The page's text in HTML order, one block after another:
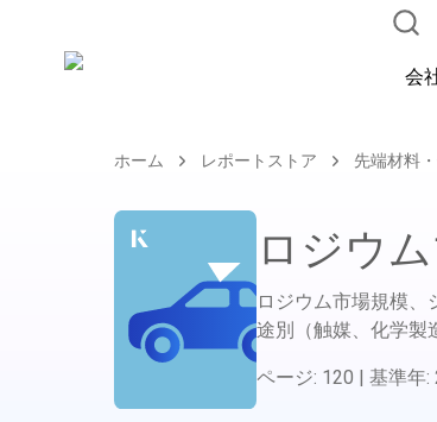
会
ホーム レポートストア 先端材料
ロジウ
ロジウム市場規模
途別（触媒、化学製
ページ: 120 基準年: